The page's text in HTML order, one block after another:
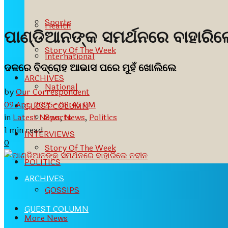
Sports
Story Of The Week
ARCHIVES
GUEST COLUMN
INTERVIEWS
POLITICS
GOSSIPS
More News
Health
International
National
Sports
Story Of The Week
ARCHIVES
GUEST COLUMN
ପାଣ୍ଡିଆନଙ୍କ ସମର୍ଥନରେ
ଦଳରେ ବିଦ୍ରୋହ ଆଭାସ ପରେ ମୁହଁ ଖୋଲିଲେ
byOur Correspondent
09 Apr, 2025- 08:45 PM
in Latest News,News, Politics
1 min read
0